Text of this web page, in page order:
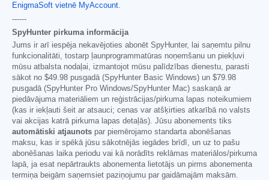
EnigmaSoft vietnē MyAccount
------
SpyHunter pirkuma informācija
Jums ir arī iespēja nekavējoties abonēt SpyHunter, lai saņemtu pilnu
funkcionalitāti, tostarp ļaunprogrammatūras noņemšanu un piekļuvi
mūsu atbalsta nodaļai, izmantojot mūsu palīdzības dienestu, parasti
sākot no $49.98 pusgadā (SpyHunter Basic Windows) un $79.98
pusgadā (SpyHunter Pro Windows/SpyHunter Mac) saskaņā ar
piedāvājuma materiāliem un reģistrācijas/pirkuma lapas noteikumiem
(kas ir iekļauti šeit ar atsauci; cenas var atšķirties atkarībā no valsts
vai akcijas katrā pirkuma lapas detaļās). Jūsu abonements tiks
automātiski atjaunots par piemērojamo standarta abonēšanas
maksu, kas ir spēkā jūsu sākotnējās iegādes brīdī, un uz to pašu
abonēšanas laika periodu vai kā norādīts reklāmas materiālos/pirkuma
lapā, ja esat nepārtraukts abonementa lietotājs un pirms abonementa
termiņa beigām saņemsiet paziņojumu par gaidāmajām maksām.